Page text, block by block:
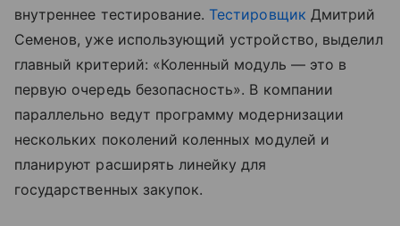
внутреннее тестирование. Тестировщик Дмитрий
Семенов, уже использующий устройство, выделил
главный критерий: «Коленный модуль — это в
первую очередь безопасность». В компании
параллельно ведут программу модернизации
нескольких поколений коленных модулей и
планируют расширять линейку для
государственных закупок.